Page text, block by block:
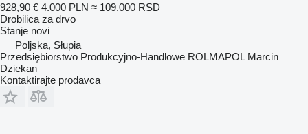
928,90 € 4.000 PLN ≈ 109.000 RSD
Drobilica za drvo
Stanje novi
Poljska, Słupia
Przedsiębiorstwo Produkcyjno-Handlowe ROLMAPOL Marcin
Dziekan
Kontaktirajte prodavca